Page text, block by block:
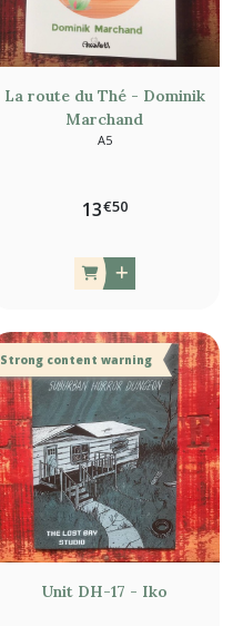
La route du Thé - Dominik
Marchand
A5
13€50
Strong content warning
Unit DH-17 - Iko